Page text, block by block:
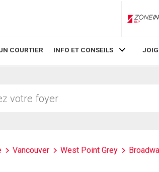
COURTIER INFO ET CONSEILS
Vancouver West Point Grey